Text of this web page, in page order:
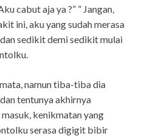
cabut aja ya ?” ” Jangan,
ini, aku yang sudah merasa
sedikit demi sedikit mulai
namun tiba-tiba dia
tentunya akhirnya
kenikmatan yang
serasa digigit bibir